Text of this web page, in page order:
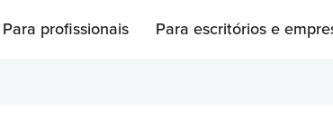
Para profissionais Para escritórios e